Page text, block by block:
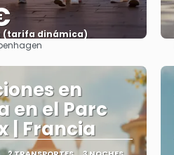
(tarifa dinámica)
Ver más
en
en el Parc
| Francia